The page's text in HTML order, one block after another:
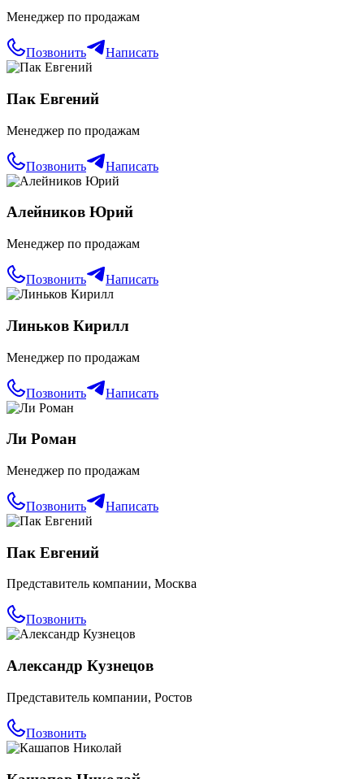
Менеджер по продажам
Позвонить Написать
Пак Евгений
Менеджер по продажам
Позвонить Написать
Алейников Юрий
Менеджер по продажам
Позвонить Написать
Линьков Кирилл
Менеджер по продажам
Позвонить Написать
Ли Роман
Менеджер по продажам
Позвонить Написать
Пак Евгений
Представитель компании, Москва
Позвонить
Александр Кузнецов
Представитель компании, Ростов
Позвонить